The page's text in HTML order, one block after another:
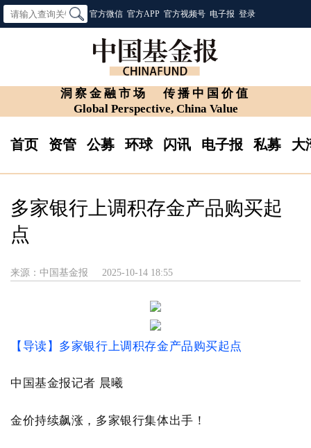
官方微信 官方APP 官方视频号 电子报 登录
洞察金融市场
传播中国价值
Global Perspective, China Value
首页 资管 公募 环球 闪讯 电子报 私募 大
多家银行上调积存金产品购买起
点
来源：中国基金报 2025-10-14 18:55
【导读】多家银行上调积存金产品购买起点
中国基金报记者 晨曦
金价持续飙涨，多家银行集体出手！